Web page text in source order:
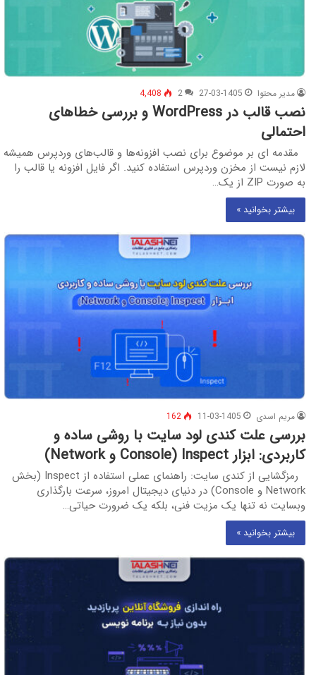
مدیر محتوا 27-03-1405
2
4,408
نصب قالب در WordPress و بررسی خطاهای
احتمالی
مقدمه ای بر موضوع برای نصب افزونه‌ها و قالب‌های وردپرس همیشه
لازم نیست از مخزن وردپرس استفاده کنید. اگر فایل افزونه یا قالب را
به صورت ZIP از یک…
بیشتر بخوانید »
مریم اسدی 11-03-1405
162
بررسی علت کندی لود سایت با روشی ساده و
کاربردی: ابزار Inspect (Console و Network)
رمزگشایی از کندی سایت: راهنمای عملی استفاده از Inspect (بخش
Network و Console) در دنیای دیجیتال امروز، سرعت بارگذاری
وبسایت نه تنها یک مزیت فنی، بلکه یک ضرورت حیاتی…
بیشتر بخوانید »